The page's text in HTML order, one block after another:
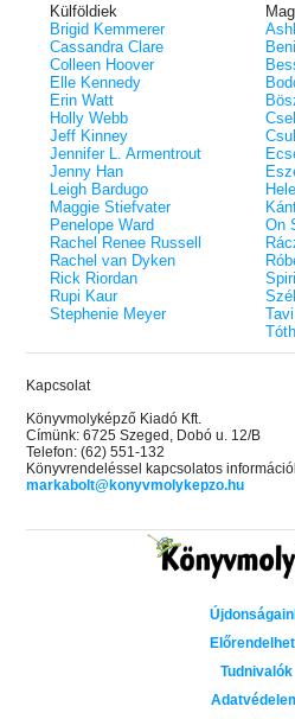
Külföldiek
Brigid Kemmerer
Cassandra Clare
Colleen Hoover
Elle Kennedy
Erin Watt
Holly Webb
Jeff Kinney
Jennifer L. Armentrout
Jenny Han
Leigh Bardugo
Maggie Stiefvater
Penelope Ward
Rachel Renee Russell
Rachel van Dyken
Rick Riordan
Rupi Kaur
Stephenie Meyer
On
Kapcsolat
Könyvmolyképző Kiadó Kft.
Címünk: 6725 Szeged, Dobó u. 12/B
Telefon: (62) 551-132
Könyvrendeléssel kapcsolatos
markabolt@konyvmolykepzo.hu
Tudnivalók